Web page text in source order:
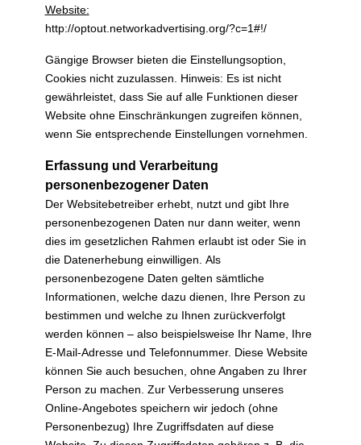
Website:
http://optout.networkadvertising.org/?c=1#!/
Gängige Browser bieten die Einstellungsoption,
Cookies nicht zuzulassen. Hinweis: Es ist nicht
gewährleistet, dass Sie auf alle Funktionen dieser
Website ohne Einschränkungen zugreifen können,
wenn Sie entsprechende Einstellungen vornehmen.
Erfassung und Verarbeitung
personenbezogener Daten
Der Websitebetreiber erhebt, nutzt und gibt Ihre
personenbezogenen Daten nur dann weiter, wenn
dies im gesetzlichen Rahmen erlaubt ist oder Sie in
die Datenerhebung einwilligen. Als
personenbezogene Daten gelten sämtliche
Informationen, welche dazu dienen, Ihre Person zu
bestimmen und welche zu Ihnen zurückverfolgt
werden können – also beispielsweise Ihr Name, Ihre
E-Mail-Adresse und Telefonnummer. Diese Website
können Sie auch besuchen, ohne Angaben zu Ihrer
Person zu machen. Zur Verbesserung unseres
Online-Angebotes speichern wir jedoch (ohne
Personenbezug) Ihre Zugriffsdaten auf diese